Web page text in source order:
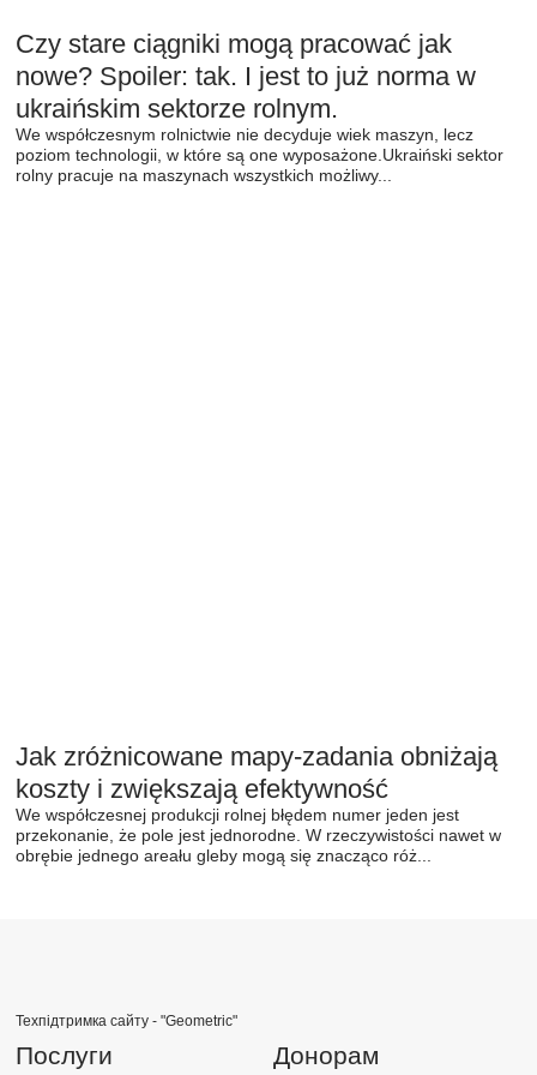
Czy stare ciągniki mogą pracować jak
nowe? Spoiler: tak. I jest to już norma w
ukraińskim sektorze rolnym.
We współczesnym rolnictwie nie decyduje wiek maszyn, lecz
poziom technologii, w które są one wyposażone.Ukraiński sektor
rolny pracuje na maszynach wszystkich możliwy...
Jak zróżnicowane mapy-zadania obniżają
koszty i zwiększają efektywność
We współczesnej produkcji rolnej błędem numer jeden jest
przekonanie, że pole jest jednorodne. W rzeczywistości nawet w
obrębie jednego areału gleby mogą się znacząco róż...
Техпідтримка сайту -"Geometric"
Послуги Донорам